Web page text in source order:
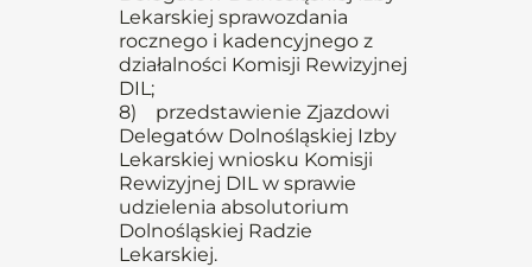
Lekarskiej sprawozdania
rocznego i kadencyjnego z
działalności Komisji Rewizyjnej
DIL;
8) przedstawienie Zjazdowi
Delegatów Dolnośląskiej Izby
Lekarskiej wniosku Komisji
Rewizyjnej DIL w sprawie
udzielenia absolutorium
Dolnośląskiej Radzie
Lekarskiej.